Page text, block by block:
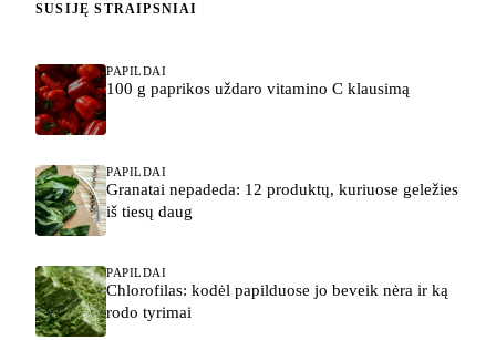
SUSIJĘ STRAIPSNIAI
PAPILDAI
100 g paprikos uždaro vitamino C klausimą
PAPILDAI
Granatai nepadeda: 12 produktų, kuriuose geležies
iš tiesų daug
PAPILDAI
Chlorofilas: kodėl papilduose jo beveik nėra ir ką
rodo tyrimai